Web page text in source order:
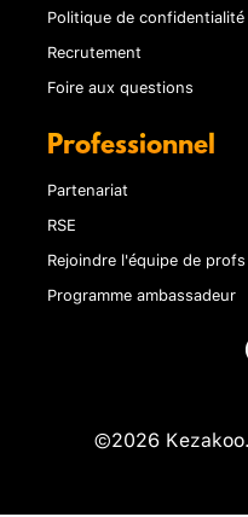
Politique de confidentialité
Recrutement
Foire aux questions
Professionnel
Partenariat
RSE
Rejoindre l'équipe de profs
Programme ambassadeur
©2026